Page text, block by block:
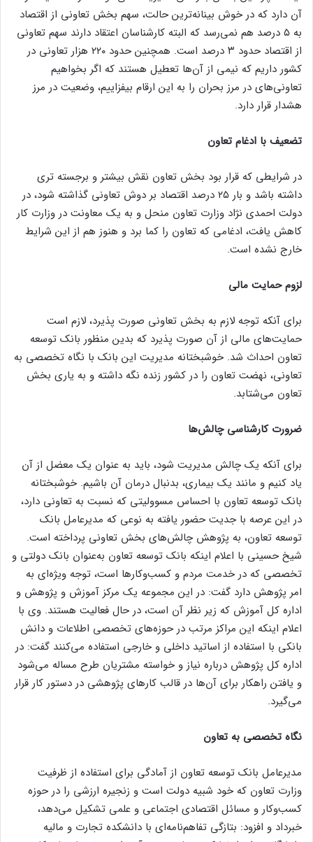
آن دارد که در خوش بینانه‌ترین حالت، سهم بخش تعاونی از اقتصاد
به ۵ درصد هم نمی‌رسد که البته کارشناسان اعتقاد دارند سهم تعاونی
از اقتصاد حدود ۳ درصد است. همچنین حدود ۲۲۰ هزار تعاونی در
کشور داریم که نیمی از آن‌ها تعطیل هستند که اگر بخواهیم
تعاونی‌های در مرز بحران را به این ارقام بیفزاییم، وضعیت در مرز
هشدار قرار دارد.
تضعیف با ادغام تعاون
در شرایطی که قرار بود بخش تعاون نقش بیشتر و برجسته تری
داشته باشد و بار ۲۵ درصد اقتصاد بر دوش تعاونی گذاشته شود، در
دولت احمدی نژاد وزارت تعاون منحل و به یک معاونت در وزارت کار
کاهش یافت، ادغامی که تعاون را کما برد و هنوز هم از این شرایط
خارج نشده است.
لزوم حمایت مالی
برای آنکه توجه لازم به بخش تعاونی صورت پذیرد، لازم است
حمایت‌های مالی از آن صورت پذیرد که بدین منظور بانک توسعه
تعاون احداث شد. خوشبختانه مدیریت این بانک با نگاه تخصصی به
تعاونی، نهضت تعاون را در کشور زنده نگه داشته و به یاری بخش
تعاون می‌شتابد.
ضرورت کارشناسی چالش‌ها
برای آنکه یک چالش مدیریت شود، باید به عنوان یک معضل از آن
یاد کنیم و مانند یک بیماری، بدنبال درمان آن باشیم. خوشبختانه
بانک توسعه تعاون با احساس مسوولیتی که نسبت به تعاونی دارد،
در این عرصه با جدیت حضور یافته به نوعی که مدیرعامل بانک
توسعه تعاون، به پژوهش چالش‌های بخش تعاونی پرداخته است.
شیخ حسینی با اعلام اینکه بانک توسعه تعاون به‌عنوان بانک دولتی و
تخصصی که در خدمت مردم و کسب‌وکار‌ها است، توجه ویژه‌ای به
امر پژوهش دارد گفت: در این مجموعه یک مرکز آموزش و پژوهش و
اداره کل آموزش که زیر نظر آن است، در حال فعالیت هستند. وی با
اعلام اینکه این مراکز مرتب در حوزه‌های تخصصی اطلاعات و دانش
بانکی با استفاده از اساتید داخلی و خارجی استفاده می‌کنند گفت: در
اداره کل پژوهش درباره نیاز و خواسته مشتریان طرح مساله می‌شود
و یافتن راهکار برای آن‌ها در قالب کار‌های پژوهشی در دستور کار قرار
می‌گیرد.
نگاه تخصصی به تعاون
مدیرعامل بانک توسعه تعاون از آمادگی برای استفاده از ظرفیت
وزارت تعاون که خود شبیه دولت است و زنجیره ارزشی را در حوزه
کسب‌وکار و مسائل اقتصادی اجتماعی و علمی تشکیل می‌دهد،
خبرداد و افزود: بتازگی تفاهم‌نامه‌ای با دانشکده تجارت و مالیه